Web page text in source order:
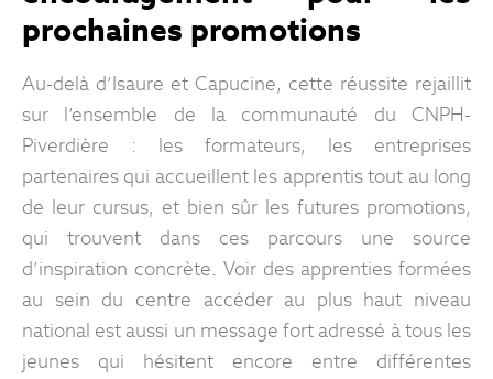
prochaines promotions
Au-delà d’Isaure et Capucine, cette réussite rejaillit
sur l’ensemble de la communauté du CNPH-
Piverdière : les formateurs, les entreprises
partenaires qui accueillent les apprentis tout au long
de leur cursus, et bien sûr les futures promotions,
qui trouvent dans ces parcours une source
d’inspiration concrète. Voir des apprenties formées
au sein du centre accéder au plus haut niveau
national est aussi un message fort adressé à tous les
jeunes qui hésitent encore entre différentes